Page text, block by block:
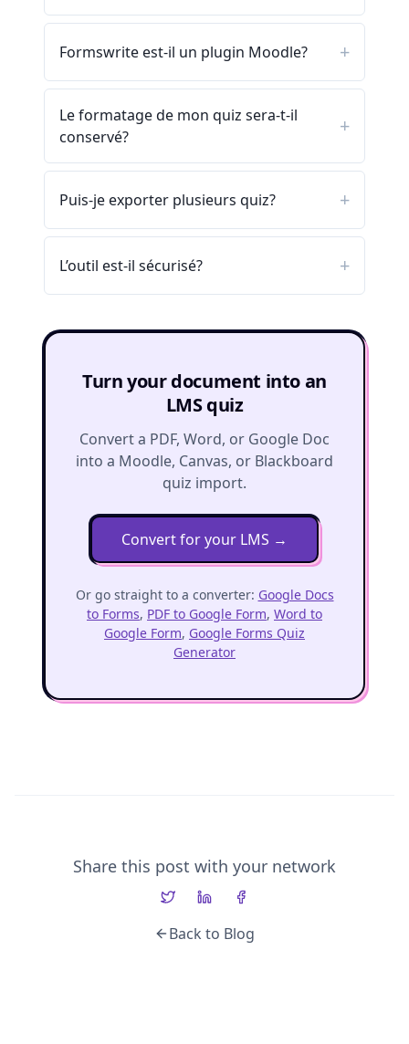
Formswrite est-il un plugin Moodle?
Le formatage de mon quiz sera-t-il
conservé?
Puis-je exporter plusieurs quiz?
L’outil est-il sécurisé?
Turn your document into an
LMS quiz
Convert a PDF, Word, or Google Doc
into a Moodle, Canvas, or Blackboard
quiz import.
Convert for your LMS →
Or go straight to a converter: Google Docs
to Forms, PDF to Google Form, Word to
Google Form, Google Forms Quiz
Generator
Share this post with your network
Back to Blog